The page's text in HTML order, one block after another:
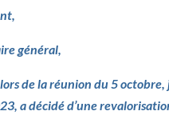
général,
de la réunion du 5
a décidé d’une